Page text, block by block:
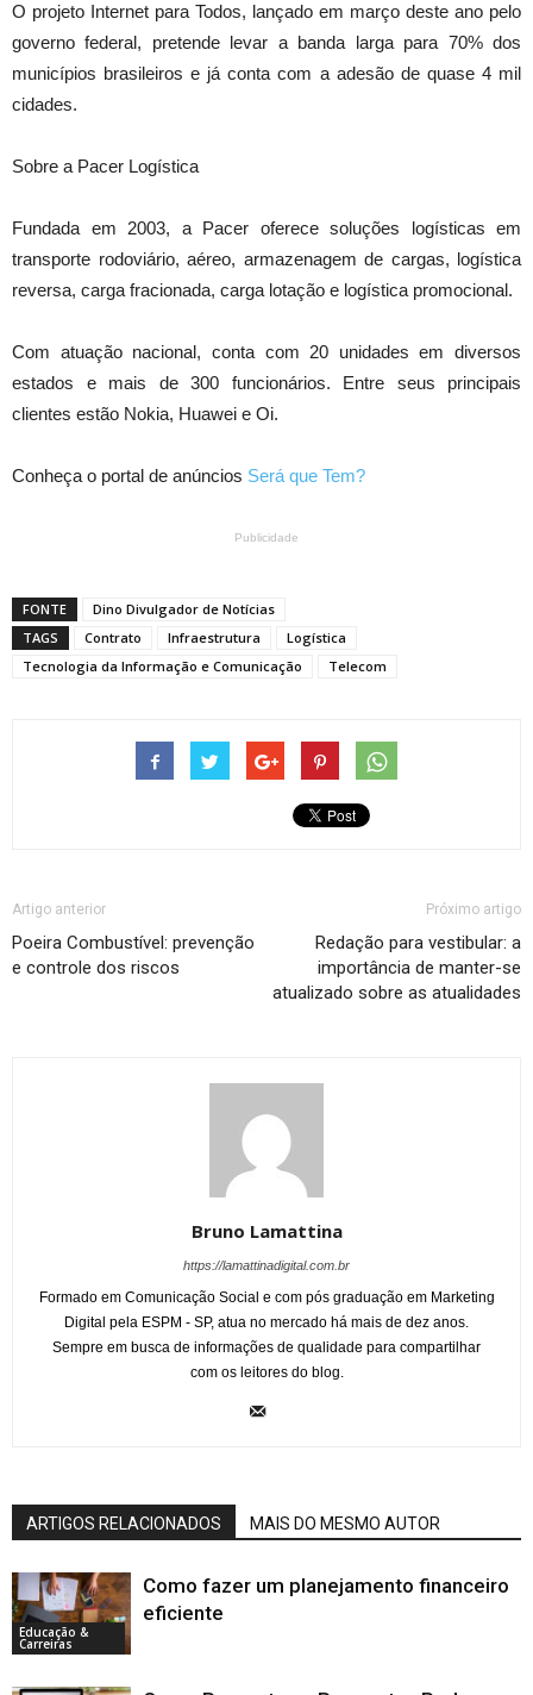
O projeto Internet para Todos, lançado em março deste ano pelo
governo federal, pretende levar a banda larga para 70% dos
municípios brasileiros e já conta com a adesão de quase 4 mil
cidades.
Sobre a Pacer Logística
Fundada em 2003, a Pacer oferece soluções logísticas em
transporte rodoviário, aéreo, armazenagem de cargas, logística
reversa, carga fracionada, carga lotação e logística promocional.
Com atuação nacional, conta com 20 unidades em diversos
estados e mais de 300 funcionários. Entre seus principais
clientes estão Nokia, Huawei e Oi.
Conheça o portal de anúncios Será que Tem?
Publicidade
FONTE
Dino Divulgador de Notícias
TAGS
Contrato Infraestrutura
Logística
Tecnologia da Informação e Comunicação
Telecom
Artigo anterior
Poeira Combustível: prevenção
e controle dos riscos
Próximo artigo
Redação para vestibular: a
importância de manter-se
atualizado sobre as atualidades
Bruno Lamattina
https://lamattinadigital.com.br
Formado em Comunicação Social e com pós graduação em Marketing
Digital pela ESPM - SP, atua no mercado há mais de dez anos.
Sempre em busca de informações de qualidade para compartilhar
com os leitores do blog.
ARTIGOS RELACIONADOS MAIS DO MESMO AUTOR
Educação &
Carreiras
Como fazer um planejamento financeiro
eficiente